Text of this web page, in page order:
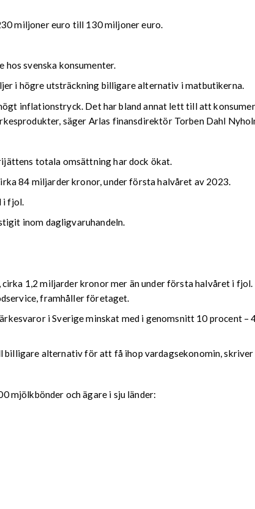
miljoner euro till 130 miljoner euro.
hos svenska konsumenter.
i högre utsträckning billigare alternativ i matbutikerna.
inflationstryck. Det har bland annat lett till att
säger Arlas finansdirektör Torben Dahl
totala omsättning har dock ökat.
84 miljarder kronor, under första halvåret av 2023.
i fjol.
inom dagligvaruhandeln.
1,2 miljarder kronor mer än under första halvåret i
framhåller företaget.
i Sverige minskat med i genomsnitt 10 procent –
alternativ för att få ihop vardagsekonomin, skriver
mjölkbönder och ägare i sju länder: